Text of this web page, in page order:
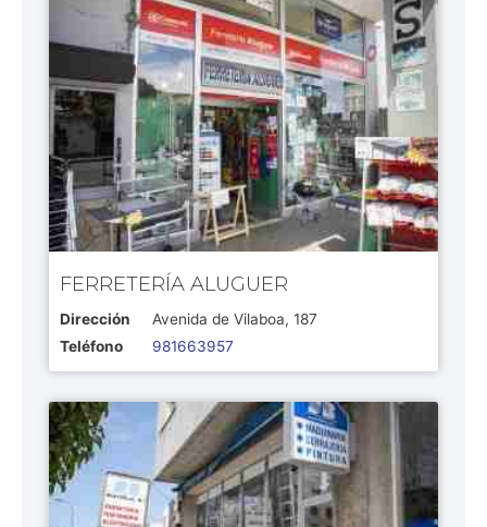
FERRETERÍA ALUGUER
Dirección
Avenida de Vilaboa, 187
Teléfono
981663957